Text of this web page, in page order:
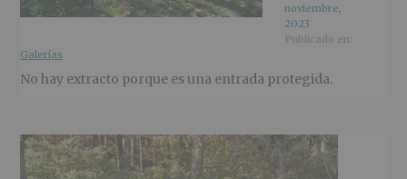
noviembre,
2023
Publicado en:
Galerías
No hay extracto porque es una entrada protegida.